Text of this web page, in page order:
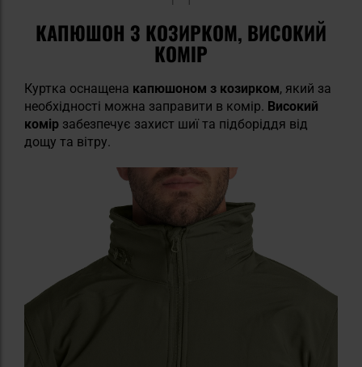
КАПЮШОН З КОЗИРКОМ, ВИСОКИЙ
КОМІР
Куртка оснащена капюшоном з козирком, який за
необхідності можна заправити в комір. Високий
комір забезпечує захист шиї та підборіддя від
дощу та вітру.